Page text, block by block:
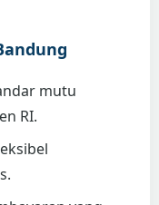
mutu
RI.